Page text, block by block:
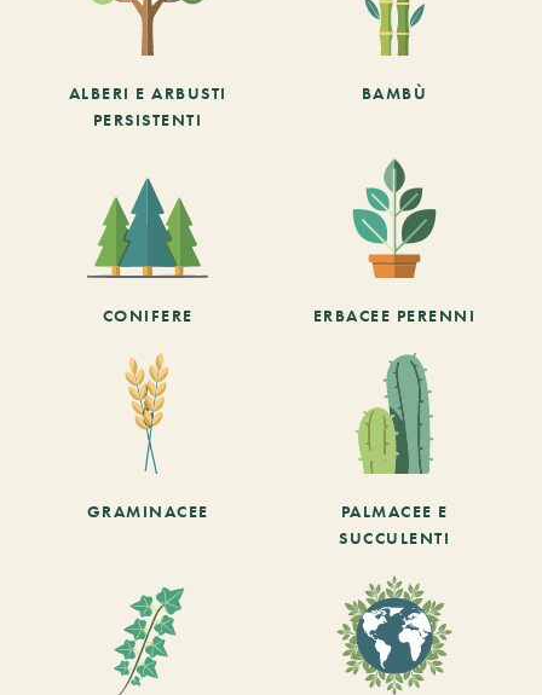
ALBERI E ARBUSTI
PERSISTENTI
BAMBÙ
CONIFERE ERBACEE PERENNI
GRAMINACEE
PALMACEE E
SUCCULENTI